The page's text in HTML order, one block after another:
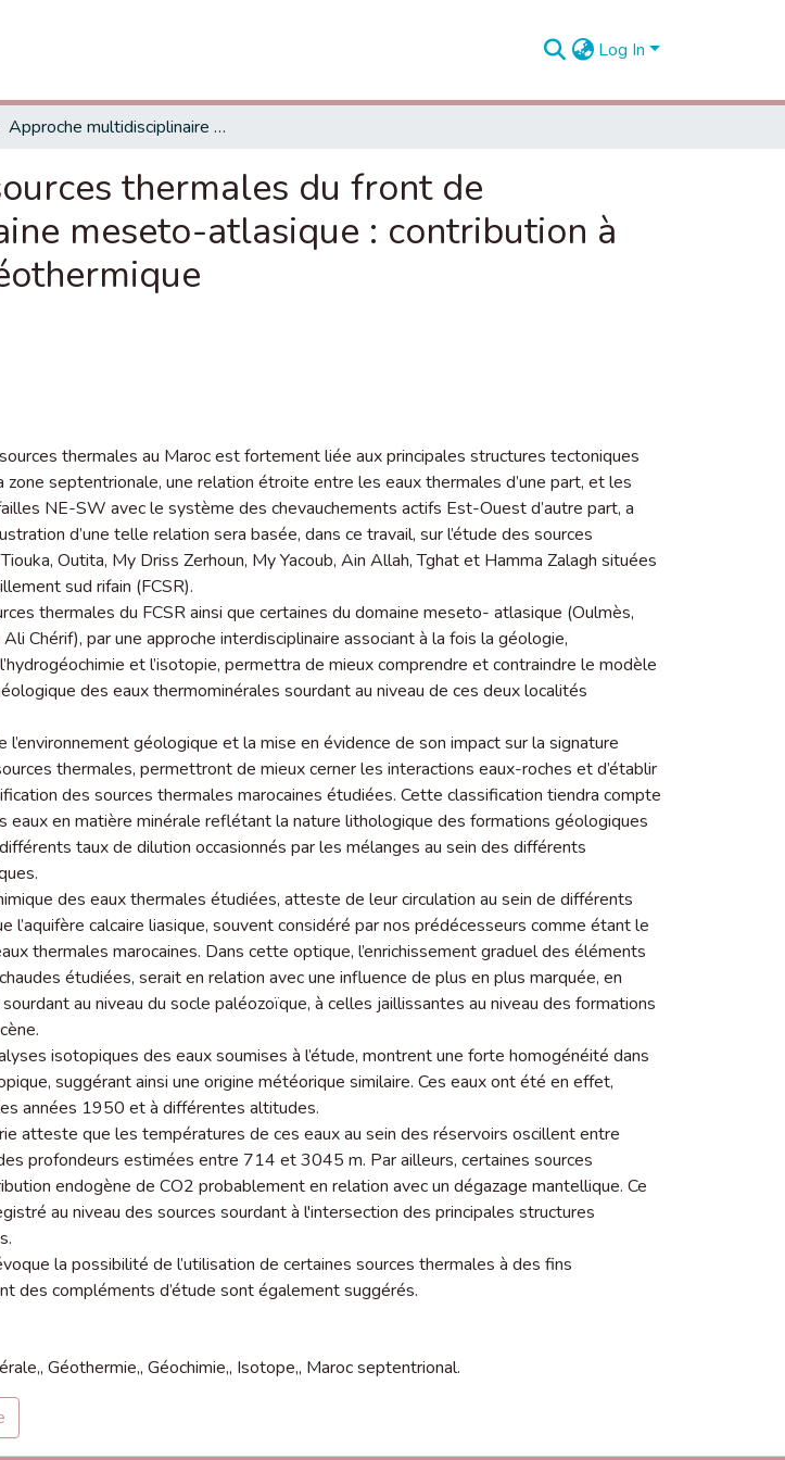
Log In
Approche multidisciplinaire des sources thermales du front de cisaillement sud rifain et du domaine meseto-atlasique : contribution à l’amélioration du modèle hydrogéothermique
thermales du front de
meseto-atlasique : contribution à
thermales au Maroc est fortement liée aux principales structures tectoniques
zone septentrionale, une relation étroite entre les eaux thermales d’une part, et les
NE-SW avec le système des chevauchements actifs Est-Ouest d’autre part, a
d’une telle relation sera basée, dans ce travail, sur l’étude des sources
Outita, My Driss Zerhoun, My Yacoub, Ain Allah, Tghat et Hamma Zalagh situées
sud rifain (FCSR).
thermales du FCSR ainsi que certaines du domaine meseto- atlasique (Oulmès,
Chérif), par une approche interdisciplinaire associant à la fois la géologie,
et l’isotopie, permettra de mieux comprendre et contraindre le modèle
des eaux thermominérales sourdant au niveau de ces deux localités
l’environnement géologique et la mise en évidence de son impact sur la signature
thermales, permettront de mieux cerner les interactions eaux-roches et d’établir
des sources thermales marocaines étudiées. Cette classification tiendra compte
eaux en matière minérale reflétant la nature lithologique des formations géologiques
taux de dilution occasionnés par les mélanges au sein des différents
des eaux thermales étudiées, atteste de leur circulation au sein de différents
l’aquifère calcaire liasique, souvent considéré par nos prédécesseurs comme étant le
thermales marocaines. Dans cette optique, l’enrichissement graduel des éléments
étudiées, serait en relation avec une influence de plus en plus marquée, en
au niveau du socle paléozoïque, à celles jaillissantes au niveau des formations
isotopiques des eaux soumises à l’étude, montrent une forte homogénéité dans
suggérant ainsi une origine météorique similaire. Ces eaux ont été en effet,
années 1950 et à différentes altitudes.
atteste que les températures de ces eaux au sein des réservoirs oscillent entre
profondeurs estimées entre 714 et 3045 m. Par ailleurs, certaines sources
endogène de CO2 probablement en relation avec un dégazage mantellique. Ce
au niveau des sources sourdant à l'intersection des principales structures
la possibilité de l’utilisation de certaines sources thermales à des fins
des compléments d’étude sont également suggérés.
, Géothermie,, Géochimie,, Isotope,, Maroc septentrional.